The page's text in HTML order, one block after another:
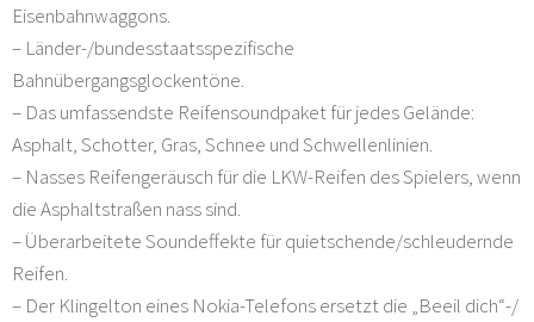
Eisenbahnwaggons.
– Länder-/bundesstaatsspezifische
Bahnübergangsglockentöne.
– Das umfassendste Reifensoundpaket für jedes Gelände:
Asphalt, Schotter, Gras, Schnee und Schwellenlinien.
– Nasses Reifengeräusch für die LKW-Reifen des Spielers, wenn
die Asphaltstraßen nass sind.
– Überarbeitete Soundeffekte für quietschende/schleudernde
Reifen.
– Der Klingelton eines Nokia-Telefons ersetzt die „Beeil dich“-/